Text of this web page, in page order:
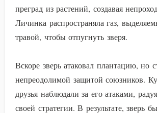
преград из растений, создавая
Личинка распространяла газ,
травой, чтобы отпугнуть зверя.
Вскоре зверь атаковал плантацию, но
непреодолимой защитой союзников.
друзья наблюдали за его атаками,
своей стратегии. В результате, зверь